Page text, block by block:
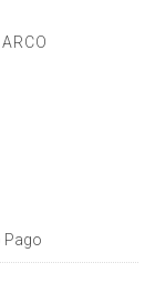
ARCO
Pago